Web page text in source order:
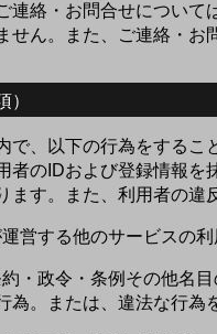
連絡・お問合せについ
せん。また、ご連絡・お
）
で、以下の行為をする
者のIDおよび登録情報
ます。また、利用者の違
営する他のサービスの
・政令・条例その他名
為。または、違法な行為